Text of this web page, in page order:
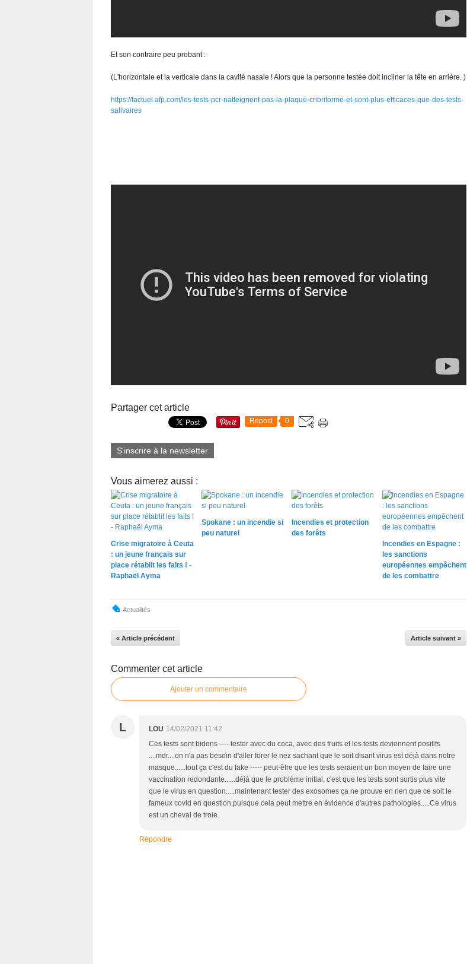
Et son contraire peu probant :
(L'horizontale et la verticale dans la cavité nasale ! Alors que la personne testée doit incliner la tête en arrière. )
https://factuel.afp.com/les-tests-pcr-natteignent-pas-la-plaque-cribriforme-et-sont-plus-efficaces-que-des-tests-
salivaires
Partager cet article
Repost 0
S'inscrire à la newsletter
Vous aimerez aussi :
Crise migratoire à Ceuta
: un jeune français sur
place rétablit les faits ! -
Raphaël Ayma
Spokane : un incendie si
peu naturel
Incendies et protection
des forêts
Incendies en Espagne :
les sanctions
européennes empêchent
de les combattre
Actualités
« Article précédent Article suivant »
Commenter cet article
Ajouter un commentaire
L LOU 14/02/2021 11:42
Ces tests sont bidons ---- tester avec du coca, avec des fruits et les tests deviennent positifs
....mdr....on n'a pas besoin d'aller forer le nez sachant que le soit disant virus est déjà dans notre
masque......tout ça c'est du fake ----- peut-être que les tests seraient un bon moyen de faire une
vaccination redondante......déjà que le problème initial, c'est que les tests sont sortis plus vite
que le virus en question.....maintenant tester des exosomes ça ne prouve en rien que ce soit le
fameux covid en question,puisque cela peut mettre en évidence d'autres pathologies.....Ce virus
est un cheval de troie.
Répondre